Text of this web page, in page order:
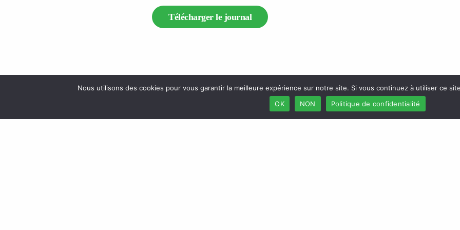
Télécharger le journal
Nous utilisons des cookies pour vous garantir la meilleure expérience sur notre site. Si vous continuez à utiliser ce
OK
NON Politique de confidentialité